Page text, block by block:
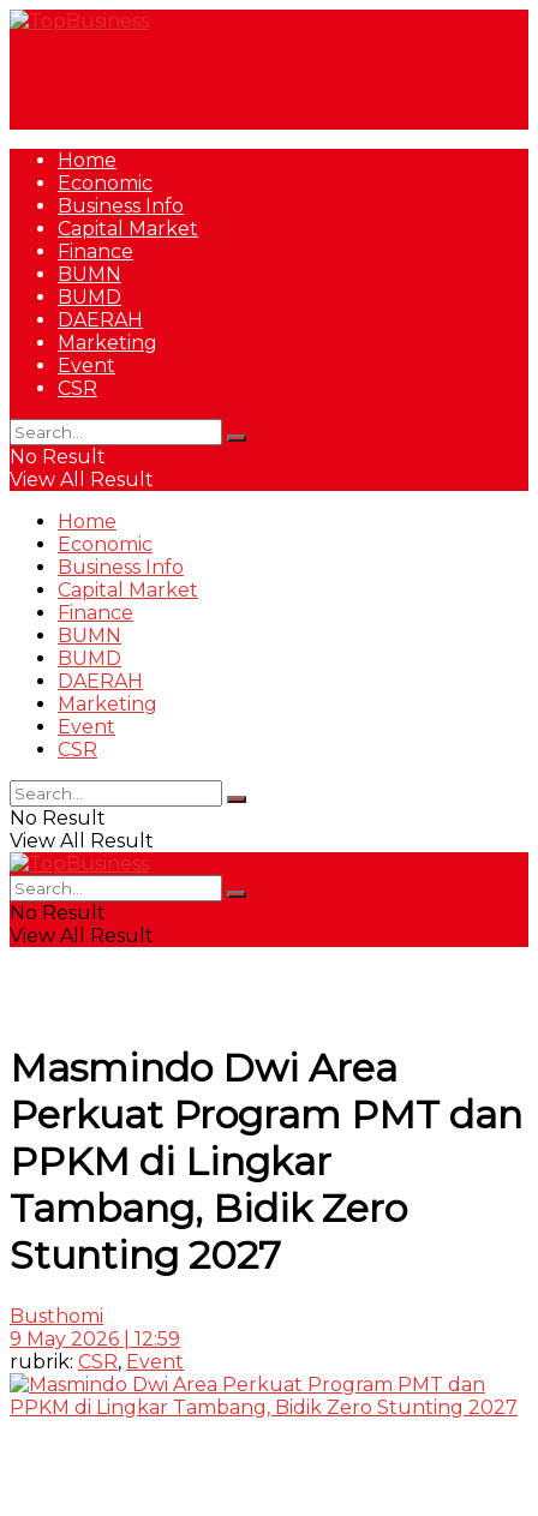
Home
Economic
Business Info
Capital Market
Finance
BUMN
BUMD
DAERAH
Marketing
Event
CSR
No Result
View All Result
Home
Economic
Business Info
Capital Market
Finance
BUMN
BUMD
DAERAH
Marketing
Event
CSR
No Result
View All Result
No Result
View All Result
Masmindo Dwi Area
Perkuat Program PMT dan
PPKM di Lingkar
Tambang, Bidik Zero
Stunting 2027
Busthomi
9 May 2026 | 12:59
rubrik: CSR, Event